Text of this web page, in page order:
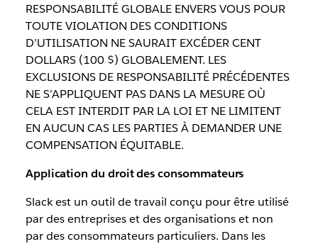
RESPONSABILITÉ GLOBALE ENVERS VOUS POUR
TOUTE VIOLATION DES CONDITIONS
D’UTILISATION NE SAURAIT EXCÉDER CENT
DOLLARS (100 $) GLOBALEMENT. LES
EXCLUSIONS DE RESPONSABILITÉ PRÉCÉDENTES
NE S’APPLIQUENT PAS DANS LA MESURE OÙ
CELA EST INTERDIT PAR LA LOI ET NE LIMITENT
EN AUCUN CAS LES PARTIES À DEMANDER UNE
COMPENSATION ÉQUITABLE.
Application du droit des consommateurs
Slack est un outil de travail conçu pour être utilisé
par des entreprises et des organisations et non
par des consommateurs particuliers. Dans les